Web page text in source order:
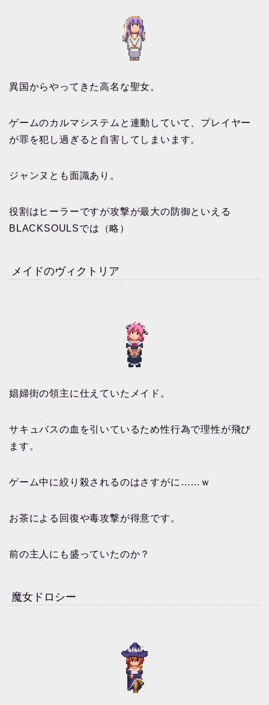
異国からやってきた高名な聖女。
ゲームのカルマシステムと連動していて、プレイヤー
が罪を犯し過ぎると自害してしまいます。
ジャンヌとも面識あり。
役割はヒーラーですが攻撃が最大の防御といえる
BLACKSOULSでは（略）
メイドのヴィクトリア
娼婦街の領主に仕えていたメイド。
サキュバスの血を引いているため性行為で理性が飛び
ます。
ゲーム中に絞り殺されるのはさすがに……ｗ
お茶による回復や毒攻撃が得意です。
前の主人にも盛っていたのか？
魔女ドロシー